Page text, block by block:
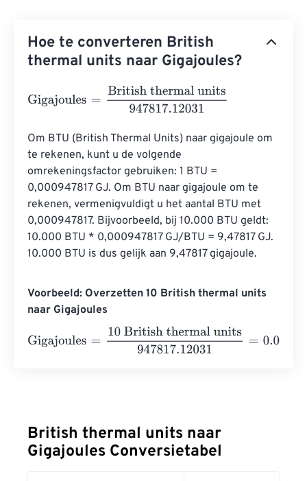
Hoe te converteren British
thermal units naar Gigajoules?
Gigajoules British thermal units947817.12031
Om BTU (British Thermal Units) naar gigajoule om
te rekenen, kunt u de volgende
omrekeningsfactor gebruiken: 1 BTU =
0,000947817 GJ. Om BTU naar gigajoule om te
rekenen, vermenigvuldigt u het aantal BTU met
0,000947817. Bijvoorbeeld, bij 10.000 BTU geldt:
10.000 BTU * 0,000947817 GJ/BTU = 9,47817 GJ.
10.000 BTU is dus gelijk aan 9,47817 gigajoule.
Voorbeeld: Overzetten 10 British thermal units
naar Gigajoules
Gigajoules
10 British thermal units947817.12031=
British thermal units naar
Gigajoules Conversietabel